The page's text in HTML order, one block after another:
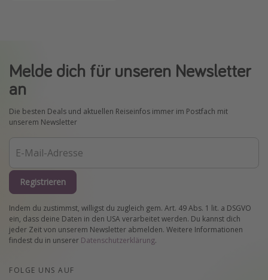
Melde dich für unseren Newsletter
an
Die besten Deals und aktuellen Reiseinfos immer im Postfach mit
unserem Newsletter
Registrieren
Indem du zustimmst, willigst du zugleich gem. Art. 49 Abs. 1 lit. a DSGVO
ein, dass deine Daten in den USA verarbeitet werden. Du kannst dich
jeder Zeit von unserem Newsletter abmelden. Weitere Informationen
findest du in unserer Datenschutzerklärung.
FOLGE UNS AUF